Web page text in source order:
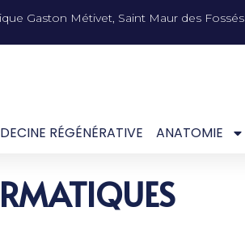
Gaston Métivet, Saint Maur des Fossés
RÉGÉNÉRATIVE ANATOMIE